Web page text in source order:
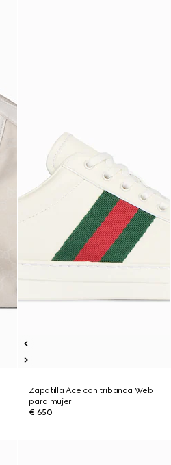
Zapatilla Ace con tribanda Web
para mujer
€ 650